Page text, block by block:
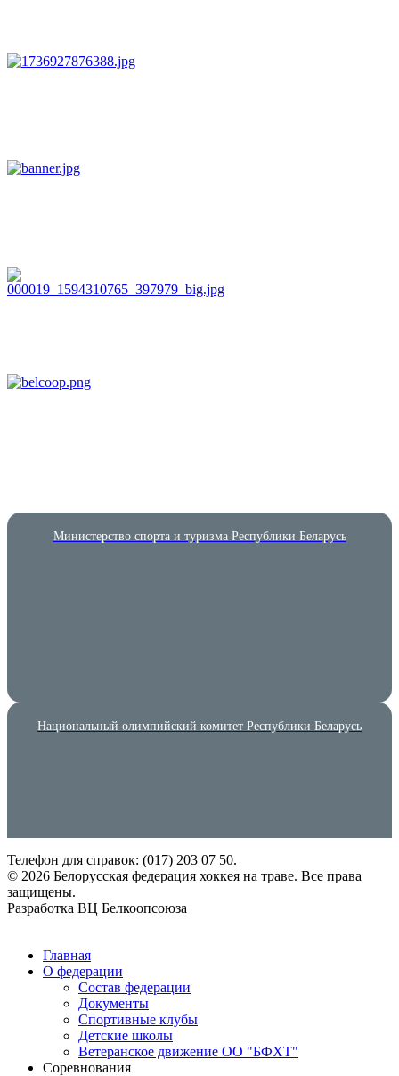
Министерство спорта и туризма Республики Беларусь
Национальный олимпийский комитет Республики Беларусь
Телефон для справок: (017) 203 07 50.
© 2026 Белорусская федерация хоккея на траве. Все права
защищены.
Разработка ВЦ Белкоопсоюза
Главная
О федерации
Состав федерации
Документы
Спортивные клубы
Детские школы
Ветеранское движение ОО "БФХТ"
Соревнования